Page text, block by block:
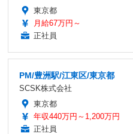
東京都
月給67万円～
正社員
PM/豊洲駅/江東区/東京都
SCSK株式会社
東京都
年収440万円～1,200万円
正社員